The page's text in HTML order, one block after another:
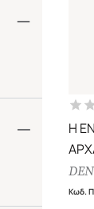
Η
ΤΑ
Κωδ.